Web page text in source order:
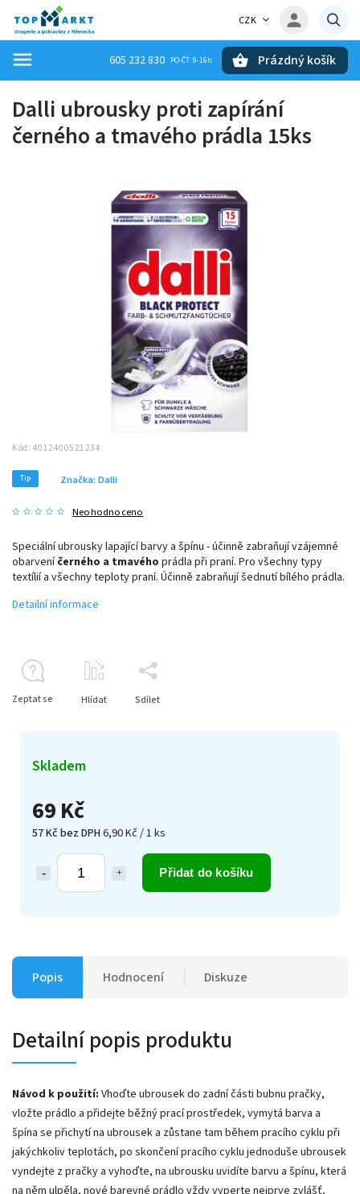
CZK
605 232 830 Prázdný košík
Dalli ubrousky proti zapírání
černého a tmavého prádla 15ks
Kód: 4012400521234
Tip
Neohodnoceno
Značka: Dalli
69 Kč
57 Kč bez DPH6,90 Kč / 1 ks
Přidat do košíku
Skladem
Speciální ubrousky lapající barvy a špínu - účinně zabraňují vzájemné
obarveníčerného a tmavého prádla při praní. Pro všechny typy
textílií a všechny teploty praní. Účinně zabraňují šednutí bílého prádla.
Detailní informace
Zeptat se Hlídat Sdílet
Popis Hodnocení Diskuze
Detailní popis produktu
Návod k použití: Vhoďte ubrousek do zadní části bubnu pračky,
vložte prádlo a přidejte běžný prací prostředek, vymytá barva a
špína se přichytí na ubrousek a zůstane tam během pracího cyklu při
jakýchkoliv teplotách, po skončení pracího cyklu jednoduše ubrousek
vyndejte z pračky a vyhoďte, na ubrousku uvidíte barvu a špínu, která
na něm ulpěla, nové barevné prádlo vždy vyperte nejprve zvlášť,